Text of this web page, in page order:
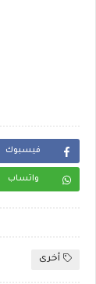
فيسبوك
واتساب
أخرى